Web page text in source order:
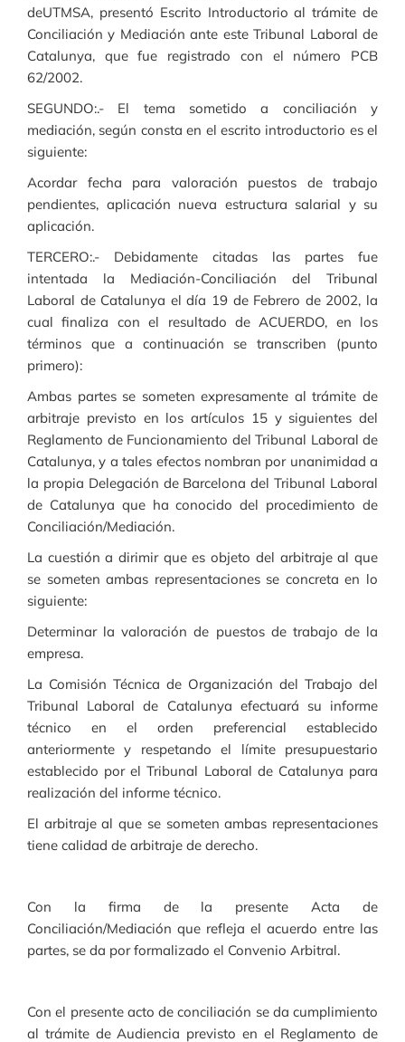
deUTMSA, presentó Escrito Introductorio al trámite de
Conciliación y Mediación ante este Tribunal Laboral de
Catalunya, que fue registrado con el número PCB
62/2002.
SEGUNDO:.- El tema sometido a conciliación y
mediación, según consta en el escrito introductorio es el
siguiente:
Acordar fecha para valoración puestos de trabajo
pendientes, aplicación nueva estructura salarial y su
aplicación.
TERCERO:.- Debidamente citadas las partes fue
intentada la Mediación-Conciliación del Tribunal
Laboral de Catalunya el día 19 de Febrero de 2002, la
cual finaliza con el resultado de ACUERDO, en los
términos que a continuación se transcriben (punto
primero):
Ambas partes se someten expresamente al trámite de
arbitraje previsto en los artículos 15 y siguientes del
Reglamento de Funcionamiento del Tribunal Laboral de
Catalunya, y a tales efectos nombran por unanimidad a
la propia Delegación de Barcelona del Tribunal Laboral
de Catalunya que ha conocido del procedimiento de
Conciliación/Mediación.
La cuestión a dirimir que es objeto del arbitraje al que
se someten ambas representaciones se concreta en lo
siguiente:
Determinar la valoración de puestos de trabajo de la
empresa.
La Comisión Técnica de Organización del Trabajo del
Tribunal Laboral de Catalunya efectuará su informe
técnico en el orden preferencial establecido
anteriormente y respetando el límite presupuestario
establecido por el Tribunal Laboral de Catalunya para
realización del informe técnico.
El arbitraje al que se someten ambas representaciones
tiene calidad de arbitraje de derecho.
Con la firma de la presente Acta de
Conciliación/Mediación que refleja el acuerdo entre las
partes, se da por formalizado el Convenio Arbitral.
Con el presente acto de conciliación se da cumplimiento
al trámite de Audiencia previsto en el Reglamento de